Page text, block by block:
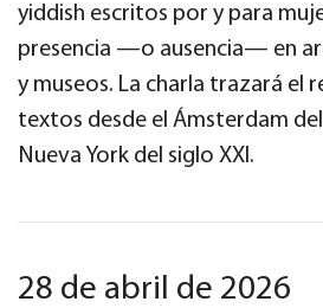
yiddish escritos por y para
presencia —o ausencia— en
y museos. La charla trazará el
textos desde el Ámsterdam del
Nueva York del siglo XXI.
28 de abril de 2026